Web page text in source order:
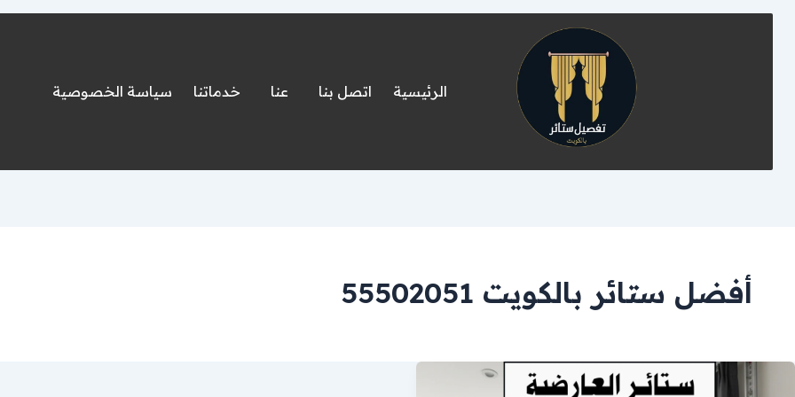
الرئيسية اتصل بنا عنا خدماتنا سياسة الخصوصية
أفضل ستائر بالكويت 55502051